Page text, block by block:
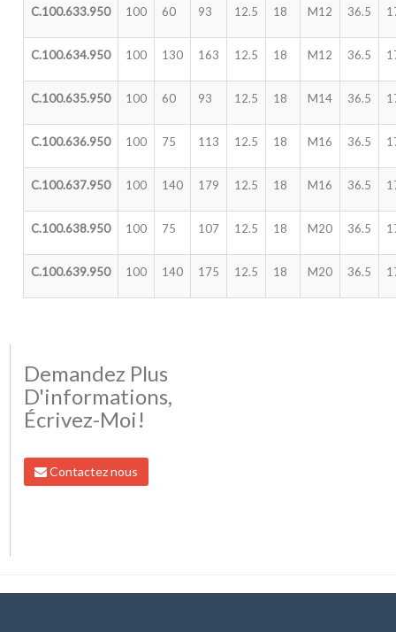
C.100.633.950 100 60 93 12.5 18 M12 36.5
C.100.634.950 100 130 163 12.5 18 M12 36.5
C.100.635.950 100 60 93 12.5 18 M14 36.5
C.100.636.950 100 75 113 12.5 18 M16 36.5
C.100.637.950 100 140 179 12.5 18 M16 36.5
C.100.638.950 100 75 107 12.5 18 M20 36.5
C.100.639.950 100 140 175 12.5 18 M20 36.5
Demandez Plus
D'informations,
Écrivez-Moi!
Contactez nous